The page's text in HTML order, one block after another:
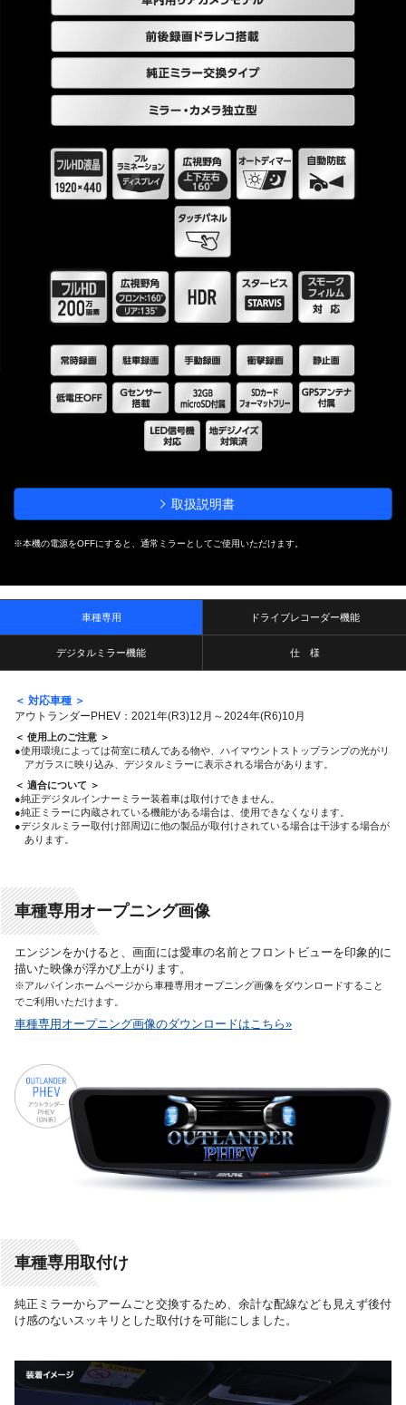
取扱説明書
※本機の電源をOFFにすると、通常ミラーとしてご使用いただけます。
車種専用 ドライブレコーダー機能
デジタルミラー機能 仕 様
＜ 対応車種 ＞
アウトランダーPHEV：2021年(R3)12月～2024年(R6)10月
＜ 使用上のご注意 ＞
●使用環境によっては荷室に積んである物や、ハイマウントストップランプの光がリ
アガラスに映り込み、デジタルミラーに表示される場合があります。
＜ 適合について ＞
●純正デジタルインナーミラー装着車は取付けできません。
●純正ミラーに内蔵されている機能がある場合は、使用できなくなります。
●デジタルミラー取付け部周辺に他の製品が取付けされている場合は干渉する場合が
あります。
車種専用オープニング画像
エンジンをかけると、画面には愛車の名前とフロントビューを印象的に
描いた映像が浮かび上がります。
※アルパインホームページから車種専用オープニング画像をダウンロードすること
でご利用いただけます。
車種専用オープニング画像のダウンロードはこちら»
車種専用取付け
純正ミラーからアームごと交換するため、余計な配線なども見えず後付
け感のないスッキリとした取付けを可能にしました。